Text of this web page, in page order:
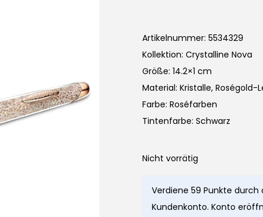
Artikelnummer: 5534329
Kollektion: Crystalline Nova
Größe: 14.2×1 cm
Material: Kristalle, Roségold-
Farbe: Roséfarben
Tintenfarbe: Schwarz
Nicht vorrätig
Verdiene 59 Punkte
Kundenkonto. Konto